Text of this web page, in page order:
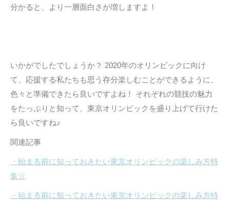
分かると、より一層面白さが増しますよ！
いかがでしたでしょうか？ 2020年のオリンピックに向け
て、応援する私たちも思う存分楽しむことができるように、
色々と準備できたら良いですよね！ それぞれの競技の魅力
をたっぷりと知って、東京オリンピックを盛り上げて行けた
ら良いですね♪
関連記事
・始まる前に知っておきたい東京オリンピックの楽しみ方特
集☆
・始まる前に知っておきたい東京オリンピックの楽しみ方特